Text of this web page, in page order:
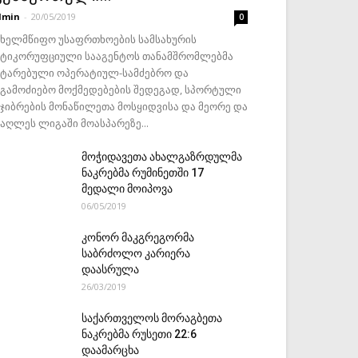
- 20/05/2019 0
უსაფრთხოების სამსახურის
სააგენტოს თანამშრომლებმა
ოპერატიულ-სამძებრო და
მოქმედებების შედეგად, სპორტული
მონაწილეთა მოსყიდვისა და მეორე და
ლიგაში მოასპარეზე...
მოჭიდავეთა ახალგაზრდულმა
ნაკრებმა რუმინეთში 17
მედალი მოიპოვა
06/05/2019
კონორ მაკგრეგორმა
საბრძოლო კარიერა
დაასრულა
26/03/2019
საქართველოს მორაგბეთა
ნაკრებმა რუსეთი 22:6
დაამარცხა